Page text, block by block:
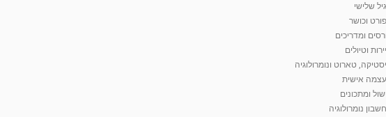
שלישי
וכושר
ומדריכים
וטיולים
טארוט ונומרולוגיה
אישית
ומתכונים
נומרולוגיה